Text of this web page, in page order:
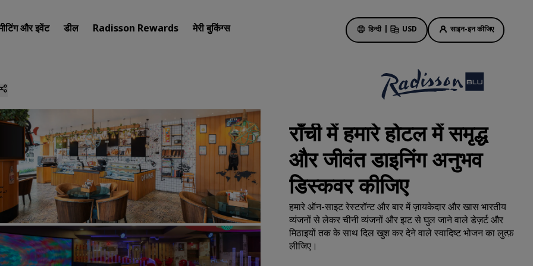
और इवेंट डील Radisson Rewards मेरी बुकिंग्स हिन्दी USD साइन-इन कीजिए
गंतव्य
रिज़ॉर्ट
सर्विस्ड अपार्टमेंट
एयरपोर्ट होटल
नए और जल्दी शुरू होने वाले होटल
मीटिंग और इवेंट
Radisson Meetings की खोज करें
होटल की डील
पहली बार का मजा कुछ और ही होता है
दिन की सबसे अच्छी डील
पहले से बुकिंग करें
हमारे पैकेज देखें
ट्रैवल के आइडिए
राँची में हमारे होटल में समृद्ध
और जीवंत डाइनिंग अनुभव
डिस्कवर कीजिए
हमारे ऑन-साइट रेस्टरॉन्ट और बार में ज़ायकेदार और खास भारतीय
व्यंजनों से लेकर चीनी व्यंजनों और झट से घुल जाने वाले डेज़र्ट और
मिठाइयों तक के साथ दिल खुश कर देने वाले स्वादिष्ट भोजन का लुत्फ़
लीजिए।